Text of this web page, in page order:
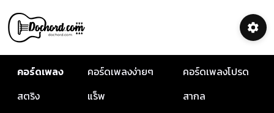
คอร์ดเพลง คอร์ดเพลงง่ายๆ
คอร์ดเพลงโปรด
สตริง
แร็พ
สากล